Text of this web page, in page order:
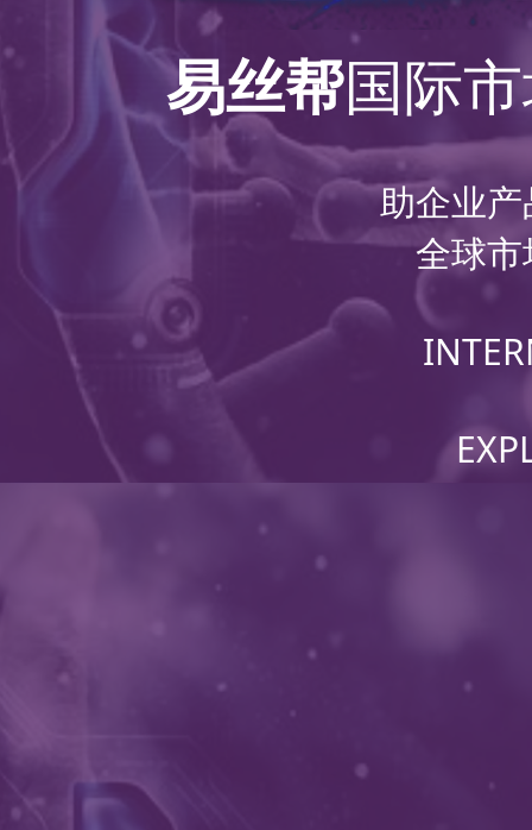
易丝帮国际
助企业
全球